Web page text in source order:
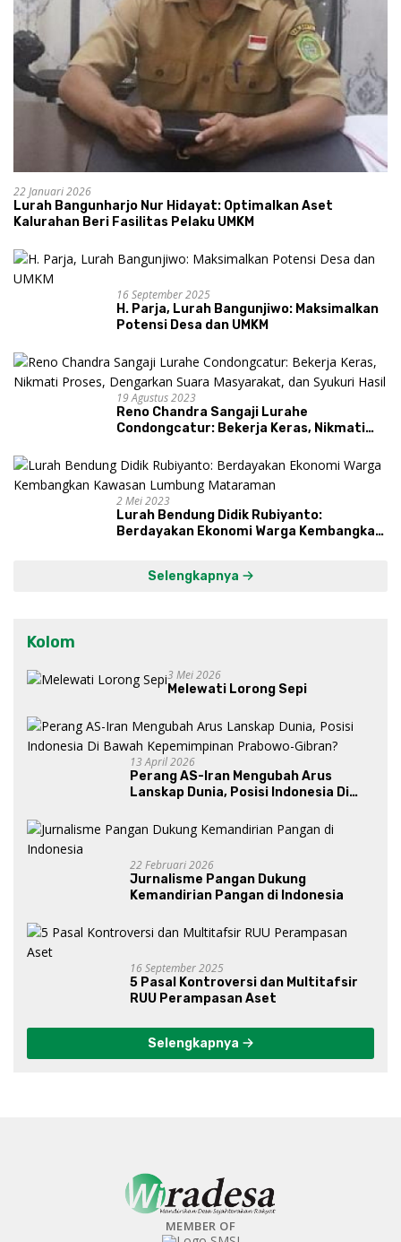
22 Januari 2026
Lurah Bangunharjo Nur Hidayat: Optimalkan Aset
Kalurahan Beri Fasilitas Pelaku UMKM
16 September 2025
H. Parja, Lurah Bangunjiwo: Maksimalkan
Potensi Desa dan UMKM
19 Agustus 2023
Reno Chandra Sangaji Lurahe
Condongcatur: Bekerja Keras, Nikmati
dan Syukuri Hasil
2 Mei 2023
Lurah Bendung Didik Rubiyanto:
Berdayakan Ekonomi Warga Kembangkan
Selengkapnya
Kolom
3 Mei 2026
Melewati Lorong Sepi
13 April 2026
Perang AS-Iran Mengubah Arus
Lanskap Dunia, Posisi Indonesia Di
Gibran?
22 Februari 2026
Jurnalisme Pangan Dukung
Kemandirian Pangan di Indonesia
16 September 2025
5 Pasal Kontroversi dan Multitafsir
RUU Perampasan Aset
Selengkapnya
MEMBER OF